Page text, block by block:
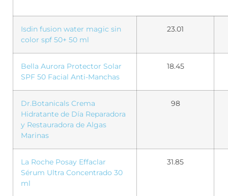
Isdin fusion water magic sin
color spf 50+ 50 ml
23.01
Bella Aurora Protector Solar
SPF 50 Facial Anti-Manchas
18.45
Dr.Botanicals Crema
Hidratante de Día Reparadora
y Restauradora de Algas
Marinas
98
La Roche Posay Effaclar
Sérum Ultra Concentrado 30
ml
31.85